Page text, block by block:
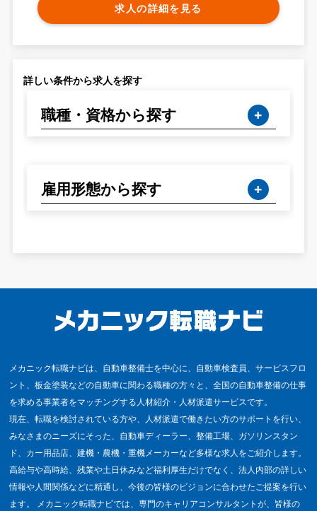
求人の詳細を見る
詳しい条件から求人を探す
職種・資格から探す
雇用形態から探す
メカニック転職ナビは、自動車整備士を中心に、自動車検査員、サービスフロ
ント、板金塗装などの自動車に関わる職種の方々と、全国の自動車整備の仕事
を求める事業者をマッチングする人材紹介・人材派遣サービスです。
現在、転職を検討されている方や、人材派遣で働きたい方のサポートを行い、
みなさまのニーズにそった、自動車ディーラー、整備工場、ガソリンスタン
ド、カー用品店、建機・農機・重機メーカーなど多様な求人をご紹介します。
高給与や高時給、残業や土日休みなど福利厚生だけでなく、法人内部の詳しい
情報や人間関係などに精通し、今後の皆様のビジョンに合わせたご提案を行い
ます。 メカニック転職ナビでは、専門のキャリアコンサルタントが、皆様の